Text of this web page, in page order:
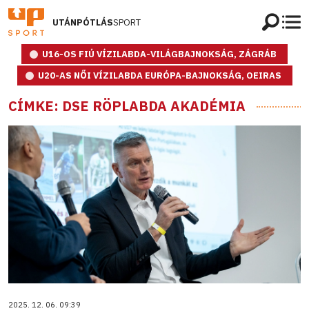
UTÁNPÓTLÁSSPORT
U16-OS FIÚ VÍZILABDA-VILÁGBAJNOKSÁG, ZÁGRÁB
U20-AS NŐI VÍZILABDA EURÓPA-BAJNOKSÁG, OEIRAS
CÍMKE: DSE RÖPLABDA AKADÉMIA
2025. 12. 06. 09:39